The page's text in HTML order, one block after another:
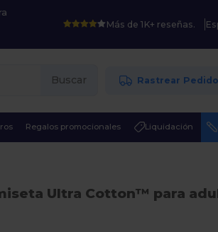
Más de 1K+ reseñas.
Buscar Rastrear Pedido
Regalos promocionales Liquidación
Ultra Cotton™ para